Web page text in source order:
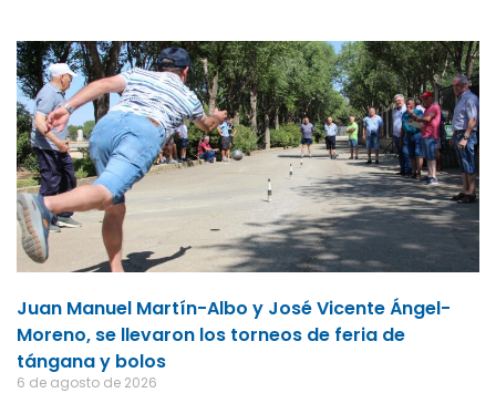
Juan Manuel Martín-Albo y José Vicente Ángel-
Moreno, se llevaron los torneos de feria de
tángana y bolos
6 de agosto de 2026